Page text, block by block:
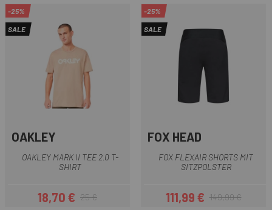
-25%
SALE
OAKLEY
OAKLEY MARK II TEE 2.0 T-
SHIRT
Preis
18,70 €Regulärer Preis
25 €
-25%
SALE
FOX HEAD
FOX FLEXAIR SHORTS MIT
SITZPOLSTER
Preis
111,99 €Regulärer Preis
149,99 €